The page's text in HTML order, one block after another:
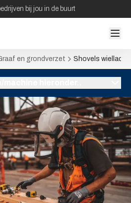
bij jou in de buurt
bij verhuurovereenkomst
en grondverzet Shovels wiellader